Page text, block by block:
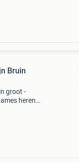
Bruin
groot -
heren